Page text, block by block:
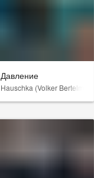
Давление
Hauschka (Volker Bertelmann)